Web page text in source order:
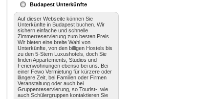
Budapest Unterkünfte
Auf dieser Webseite können Sie
Unterkünfte in Budapest buchen. Wir
sichern einfache und schnelle
Zimmerreservierung zum besten Preis.
Wir bieten eine breite Wahl von
Unterkünfte, von den billigen Hostels bis
zu den 5-Stern Luxushotels, doch Sie
finden Appartements, Studios und
Ferienwohnungen ebenso bei uns. Bei
einer Fewo Vermietung für kürzere oder
längere Zeit, bei Familien oder Firmen
Veranstaltung oder auch bei
Gruppenreservierung, so Tourist-, wie
auch Schülergruppen kontaktieren Sie